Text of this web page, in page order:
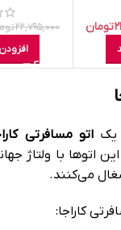
تومان ۲۲,۷۹۵,۰۰۰
یک اتو مسافرتی
اتوها با ولتاژ
می‌کنند.
کاراجا: